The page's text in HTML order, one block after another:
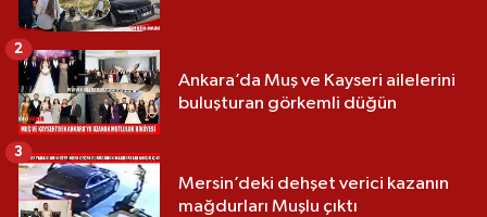
Ankara’da Muş ve Kayseri ailelerini
buluşturan görkemli düğün
2
Mersin’deki dehşet verici kazanın
mağdurları Muşlu çıktı
3